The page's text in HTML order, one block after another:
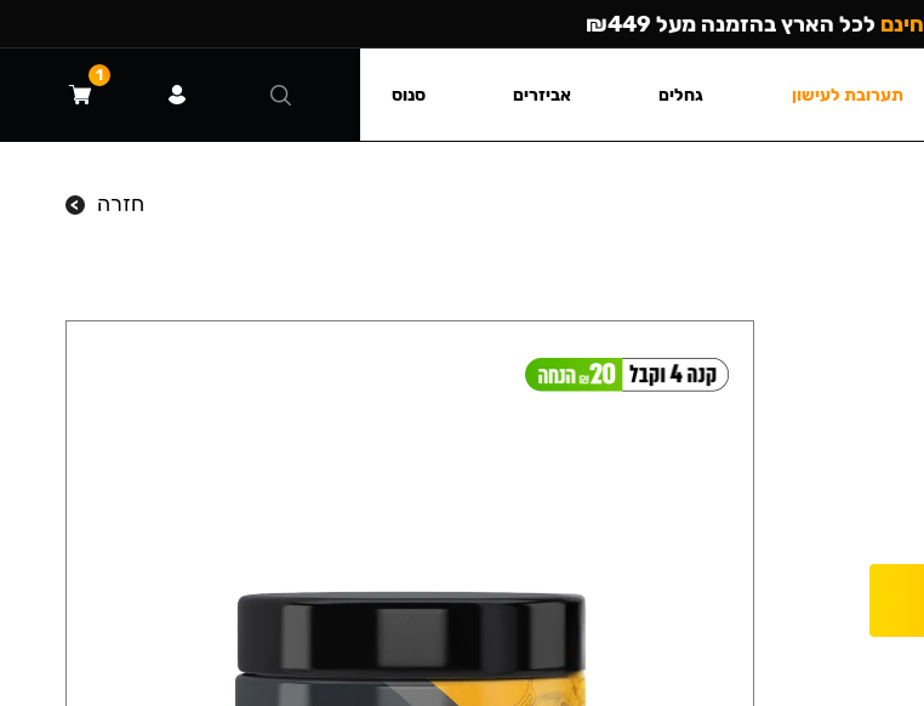
חזרה
חינם לכל הארץ בהזמנה מעל ₪449
תערובת לעישון גחלים אביזרים סנוס
1